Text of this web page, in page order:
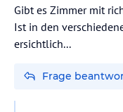
Gibt es Zimmer mit
Ist in den
ersichtlich...
Frage